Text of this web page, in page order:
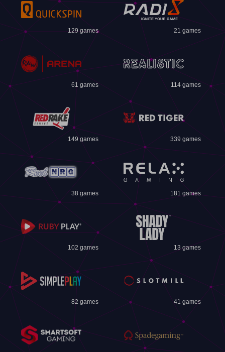
129 games 21 games
61 games 114 games
149 games 339 games
38 games 181 games
102 games 13 games
82 games 41 games